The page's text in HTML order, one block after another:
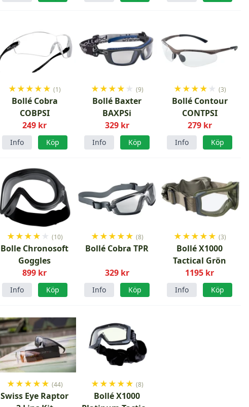
★★★★★ (1)
Bollé Cobra
COBPSI
249 kr
Info Köp
★★★★ ★ (9)
Bollé Baxter
BAXPSi
329 kr
Info Köp
★★★★ ★ (3)
Bollé Contour
CONTPSI
279 kr
Info Köp
★★★★ ★ (10)
Bolle Chronosoft
Goggles
899 kr
Info Köp
★★★★★ (8)
Bollé Cobra TPR
329 kr
Info Köp
★★★★★ (3)
Bollé X1000
Tactical Grön
1195 kr
Info Köp
★★★★★ (44)
Swiss Eye Raptor
★★★★★ (8)
Bollé X1000